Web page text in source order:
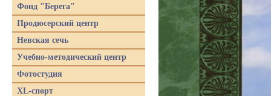
Фонд "Берега"
Продюсерский центр
Невская сечь
Учебно-методический центр
Фотостудия
XL-спорт